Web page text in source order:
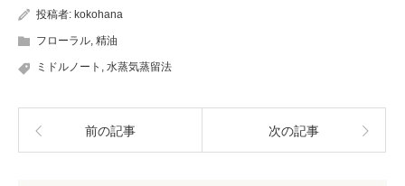
投稿者: kokohana
フローラル, 精油
ミドルノート , 水蒸気蒸留法
前の記事 次の記事